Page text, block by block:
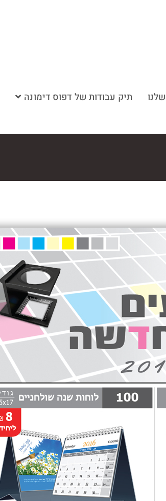
תיק עבודות של דפוס דימונה